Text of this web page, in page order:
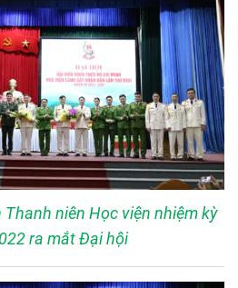
niên Học viện nhiệm kỳ
ra mắt Đại hội